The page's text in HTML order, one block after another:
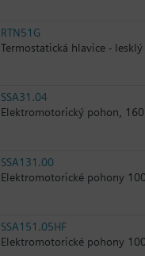
RTN51G
Termostatická hlavice -
SSA31.04
Elektromotorický pohon,
SSA131.00
Elektromotorické pohony
SSA151.05HF
Elektromotorické pohony